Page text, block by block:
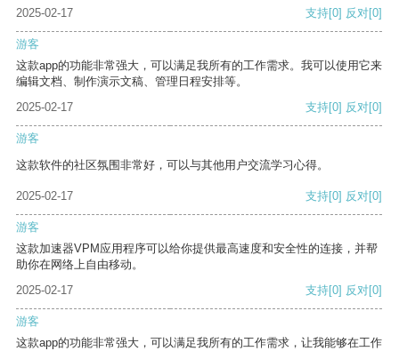
2025-02-17
支持[0] 反对[0]
游客
这款app的功能非常强大，可以满足我所有的工作需求。我可以使用它来
编辑文档、制作演示文稿、管理日程安排等。
2025-02-17
支持[0] 反对[0]
游客
这款软件的社区氛围非常好，可以与其他用户交流学习心得。
2025-02-17 支持[0] 反对[0]
游客
这款加速器VPM应用程序可以给你提供最高速度和安全性的连接，并帮
助你在网络上自由移动。
2025-02-17
支持[0] 反对[0]
游客
这款app的功能非常强大，可以满足我所有的工作需求，让我能够在工作